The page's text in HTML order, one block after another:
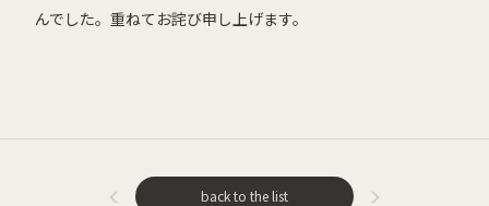
んでした。 重ねてお詫び申し上げます。
back to the list